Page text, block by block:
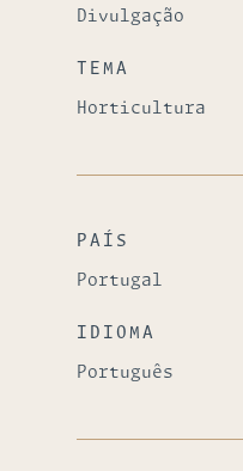
Divulgação
TEMA
Horticultura
PAÍS
Portugal
IDIOMA
Português